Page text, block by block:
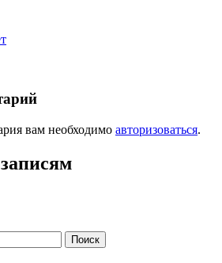
вам необходимо авторизоваться.